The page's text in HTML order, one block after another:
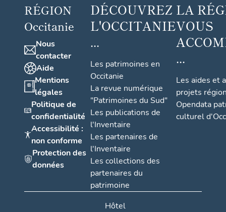
RÉGION
Occitanie
Nous
contacter
Aide
Mentions
légales
Politique de
confidentialité
Accessibilité :
non conforme
Protection des
données
DÉCOUVREZ
L'OCCITANIE
...
Les patrimoines en
Occitanie
La revue numérique
"Patrimoines du Sud"
Les publications de
l'Inventaire
Les partenaires de
l'Inventaire
Les collections des
partenaires du
patrimoine
LA
VOUS
...
Les aides et
projets
Opendata
culturel
Hôtel